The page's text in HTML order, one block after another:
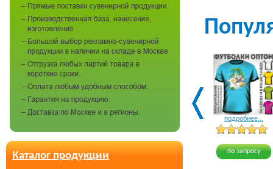
Каталог продукции
подробнее...
по запросу